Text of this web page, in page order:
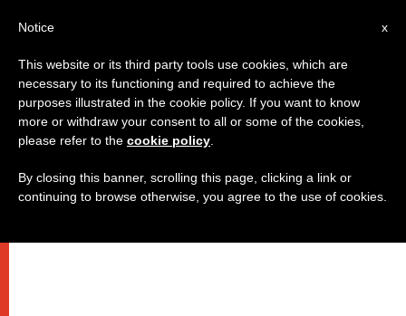
x
Notice
This website or its third party tools use cookies, which are
necessary to its functioning and required to achieve the
purposes illustrated in the cookie policy. If you want to know
more or withdraw your consent to all or some of the cookies,
please refer to the cookie policy
By closing this banner, scrolling this page, clicking a link or
continuing to browse otherwise, you agree to the use of cookies.